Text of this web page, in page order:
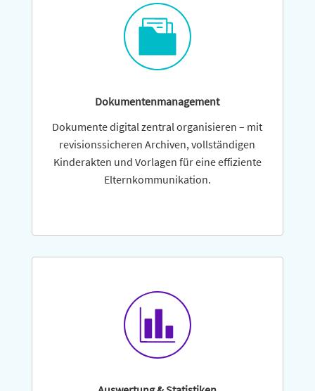
Dokumentenmanagement
Dokumente digital zentral orga­nisieren – mit
revisions­sicheren Archiven, voll­ständigen
Kinder­akten und Vorlagen für eine effi­ziente
Elternkommunikation.